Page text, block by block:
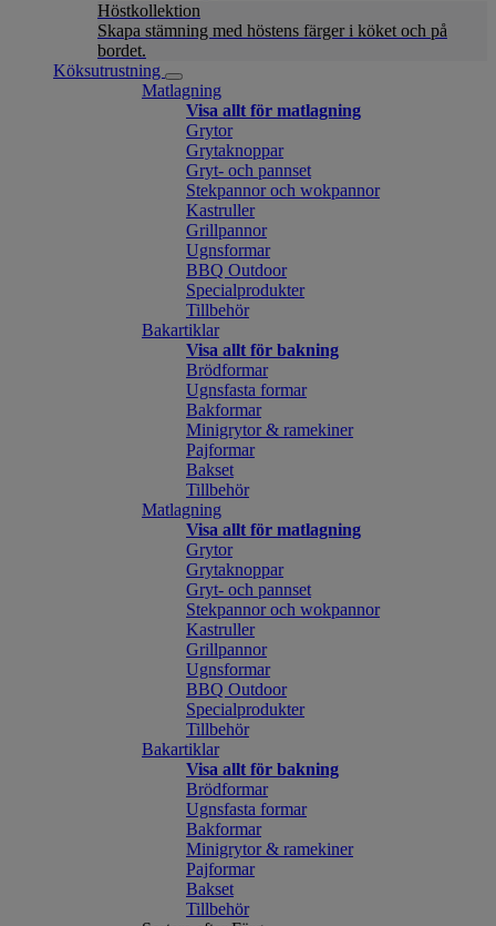
Höstkollektion
Skapa stämning med höstens färger i köket och på
bordet.
Köksutrustning
Matlagning
Visa allt för matlagning
Grytor
Grytaknoppar
Gryt- och pannset
Stekpannor och wokpannor
Kastruller
Grillpannor
Ugnsformar
BBQ Outdoor
Specialprodukter
Tillbehör
Bakartiklar
Visa allt för bakning
Brödformar
Ugnsfasta formar
Bakformar
Minigrytor & ramekiner
Pajformar
Bakset
Tillbehör
Matlagning
Visa allt för matlagning
Grytor
Grytaknoppar
Gryt- och pannset
Stekpannor och wokpannor
Kastruller
Grillpannor
Ugnsformar
BBQ Outdoor
Specialprodukter
Tillbehör
Bakartiklar
Visa allt för bakning
Brödformar
Ugnsfasta formar
Bakformar
Minigrytor & ramekiner
Pajformar
Bakset
Tillbehör